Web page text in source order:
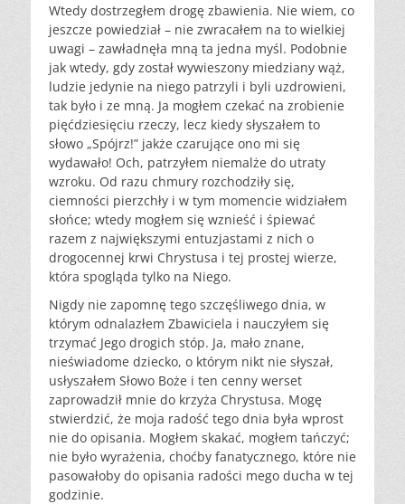
Wtedy dostrzegłem drogę zbawienia. Nie wiem, co
jeszcze powiedział – nie zwracałem na to wielkiej
uwagi – zawładnęła mną ta jedna myśl. Podobnie
jak wtedy, gdy został wywieszony miedziany wąż,
ludzie jedynie na niego patrzyli i byli uzdrowieni,
tak było i ze mną. Ja mogłem czekać na zrobienie
pięćdziesięciu rzeczy, lecz kiedy słyszałem to
słowo „Spójrz!” jakże czarujące ono mi się
wydawało! Och, patrzyłem niemalże do utraty
wzroku. Od razu chmury rozchodziły się,
ciemności pierzchły i w tym momencie widziałem
słońce; wtedy mogłem się wznieść i śpiewać
razem z największymi entuzjastami z nich o
drogocennej krwi Chrystusa i tej prostej wierze,
która spogląda tylko na Niego.
Nigdy nie zapomnę tego szczęśliwego dnia, w
którym odnalazłem Zbawiciela i nauczyłem się
trzymać Jego drogich stóp. Ja, mało znane,
nieświadome dziecko, o którym nikt nie słyszał,
usłyszałem Słowo Boże i ten cenny werset
zaprowadził mnie do krzyża Chrystusa. Mogę
stwierdzić, że moja radość tego dnia była wprost
nie do opisania. Mogłem skakać, mogłem tańczyć;
nie było wyrażenia, choćby fanatycznego, które nie
pasowałoby do opisania radości mego ducha w tej
godzinie.